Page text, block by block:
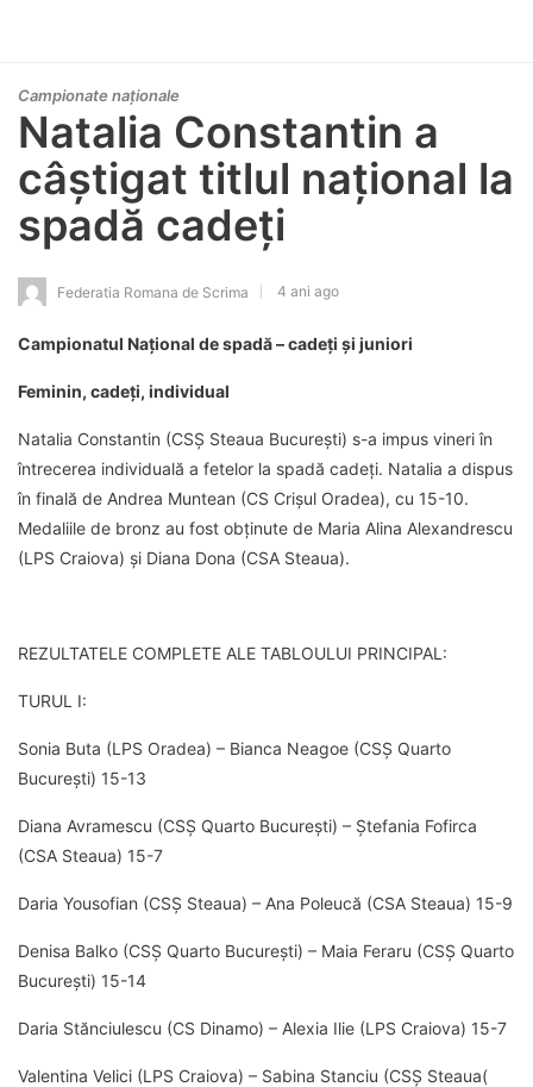
Campionate naționale
Natalia Constantin a
câștigat titlul național la
spadă cadeți
Federatia Romana de Scrima 4 ani ago
Campionatul Național de spadă – cadeți și juniori
Feminin, cadeți, individual
Natalia Constantin (CSȘ Steaua București) s-a impus vineri în
întrecerea individuală a fetelor la spadă cadeți. Natalia a dispus
în finală de Andrea Muntean (CS Crișul Oradea), cu 15-10.
Medaliile de bronz au fost obținute de Maria Alina Alexandrescu
(LPS Craiova) și Diana Dona (CSA Steaua).
REZULTATELE COMPLETE ALE TABLOULUI PRINCIPAL:
TURUL I:
Sonia Buta (LPS Oradea) – Bianca Neagoe (CSȘ Quarto
București) 15-13
Diana Avramescu (CSȘ Quarto București) – Ștefania Fofirca
(CSA Steaua) 15-7
Daria Yousofian (CSȘ Steaua) – Ana Poleucă (CSA Steaua) 15-9
Denisa Balko (CSȘ Quarto București) – Maia Feraru (CSȘ Quarto
București) 15-14
Daria Stănciulescu (CS Dinamo) – Alexia Ilie (LPS Craiova) 15-7
Valentina Velici (LPS Craiova) – Sabina Stanciu (CSȘ Steaua(